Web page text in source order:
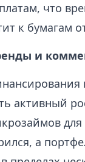
что
к бумагам
и
активный
для
а